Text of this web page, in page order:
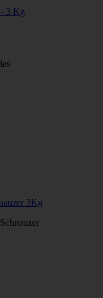
3 Kg
3Kg